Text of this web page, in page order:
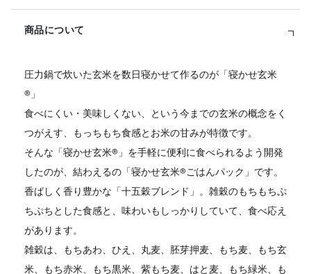
商品について
圧力鍋で炊いた玄米を数日寝かせて作るのが「寝かせ玄米
®」
食べにくい・美味しくない、という今までの玄米の概念をく
つがえす、もっちもち食感とお米の甘みが特徴です。
そんな「寝かせ玄米®」を手軽に便利に食べられるよう開発
したのが、結わえるの「寝かせ玄米®ごはんパック」です。
香ばしく香り豊かな「十五穀ブレンド」。雑穀のもちもちぷ
ちぷちとした食感と、味わいもしっかりしていて、食べ応え
があります。
雑穀は、もちあわ、ひえ、丸麦、胚芽押麦、もち麦、もち玄
米、もち赤米、もち黒米、紫もち麦、はと麦、もち緑米、も